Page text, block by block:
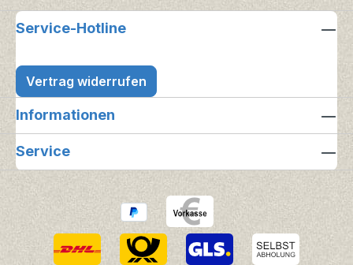
Service-Hotline
Vertrag widerrufen
Informationen
Service